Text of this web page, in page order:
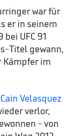
war für
er in seinem
UFC 91
Titel gewann,
Kämpfer im
Cain Velasquez
verlor,
- von